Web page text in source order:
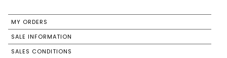
MY ORDERS
SALE INFORMATION
SALES CONDITIONS